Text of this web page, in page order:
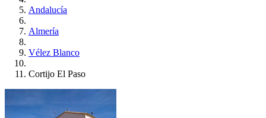
Andalucía
Almería
Vélez Blanco
Cortijo El Paso